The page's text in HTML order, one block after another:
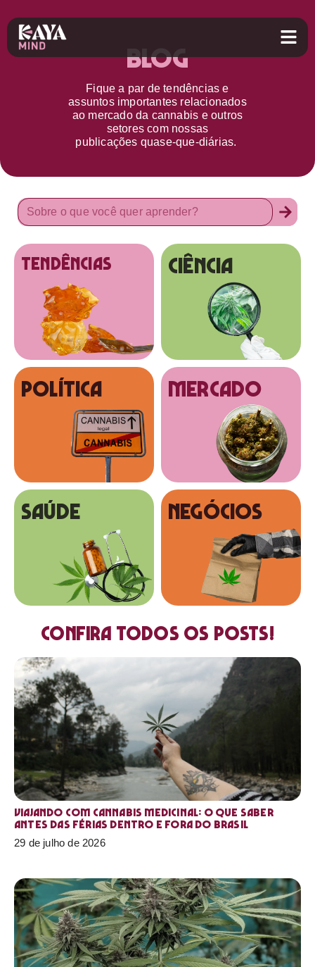
Blog
Fique a par detendências e
assuntos importantes relacionados
ao mercado da cannabis e outros
setorescom nossas
publicações quase-que-diárias.
tendências Ciência
Política MERCADO
SAÚDE NEGÓCIOS
Confira todos os posts!
Viajando com cannabis medicinal: o que saber
antes das férias dentro e fora do Brasil
29 de julho de 2026